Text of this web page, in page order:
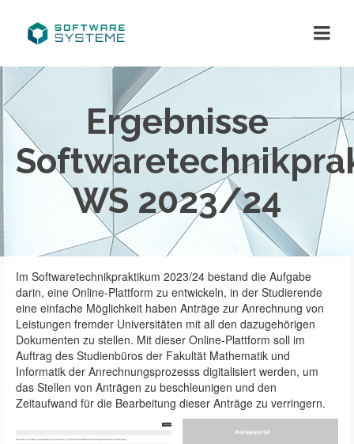
Ergebnisse
WS 2023/24
Im Softwaretechnikpraktikum 2023/24 bestand die Aufgabe
darin, eine Online-Plattform zu entwickeln, in der Studierende
eine einfache Möglichkeit haben Anträge zur Anrechnung von
Leistungen fremder Universitäten mit all den dazugehörigen
Dokumenten zu stellen. Mit dieser Online-Plattform soll im
Auftrag des Studienbüros der Fakultät Mathematik und
Informatik der Anrechnungsprozesss digitalisiert werden, um
das Stellen von Anträgen zu beschleunigen und den
Zeitaufwand für die Bearbeitung dieser Anträge zu verringern.